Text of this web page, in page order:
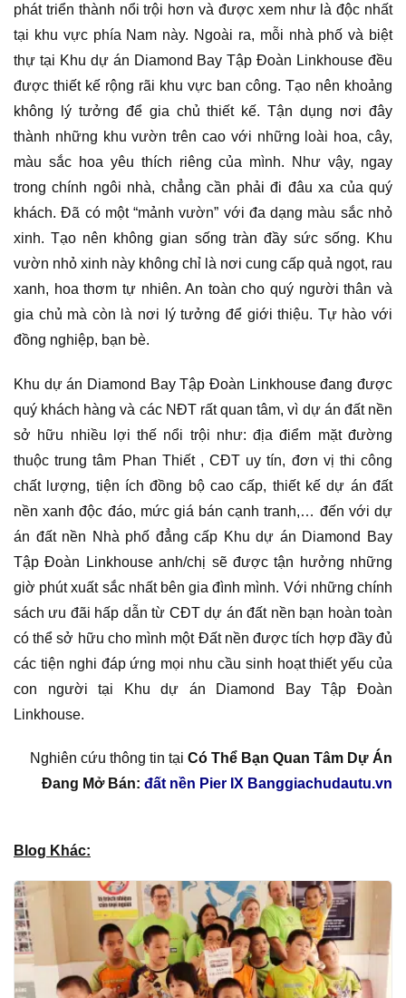
phát triển thành nổi trội hơn và được xem như là độc nhất
tại khu vực phía Nam này. Ngoài ra, mỗi nhà phố và biệt
thự tại Khu dự án Diamond Bay Tập Đoàn Linkhouse đều
được thiết kế rộng rãi khu vực ban công. Tạo nên khoảng
không lý tưởng để gia chủ thiết kế. Tận dụng nơi đây
thành những khu vườn trên cao với những loài hoa, cây,
màu sắc hoa yêu thích riêng của mình. Như vậy, ngay
trong chính ngôi nhà, chẳng cần phải đi đâu xa của quý
khách. Đã có một “mảnh vườn” với đa dạng màu sắc nhỏ
xinh. Tạo nên không gian sống tràn đầy sức sống. Khu
vườn nhỏ xinh này không chỉ là nơi cung cấp quả ngọt, rau
xanh, hoa thơm tự nhiên. An toàn cho quý người thân và
gia chủ mà còn là nơi lý tưởng để giới thiệu. Tự hào với
đồng nghiệp, bạn bè.
Khu dự án Diamond Bay Tập Đoàn Linkhouse đang được
quý khách hàng và các NĐT rất quan tâm, vì dự án đất nền
sở hữu nhiều lợi thế nổi trội như: địa điểm mặt đường
thuộc trung tâm Phan Thiết , CĐT uy tín, đơn vị thi công
chất lượng, tiện ích đồng bộ cao cấp, thiết kế dự án đất
nền xanh độc đáo, mức giá bán cạnh tranh,… đến với dự
án đất nền Nhà phố đẳng cấp Khu dự án Diamond Bay
Tập Đoàn Linkhouse anh/chị sẽ được tận hưởng những
giờ phút xuất sắc nhất bên gia đình mình. Với những chính
sách ưu đãi hấp dẫn từ CĐT dự án đất nền bạn hoàn toàn
có thể sở hữu cho mình một Đất nền được tích hợp đầy đủ
các tiện nghi đáp ứng mọi nhu cầu sinh hoạt thiết yếu của
con người tại Khu dự án Diamond Bay Tập Đoàn
Linkhouse.
Nghiên cứu thông tin tại Có Thể Bạn Quan Tâm Dự Án
Đang Mở Bán: đất nền Pier IX Banggiachudautu.vn
Blog Khác: